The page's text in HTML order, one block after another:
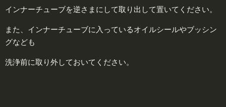
インナーチューブを逆さまにして取り出して置いてください。
また、インナーチューブに入っているオイルシールやブッシン
グなども
洗浄前に取り外しておいてください。